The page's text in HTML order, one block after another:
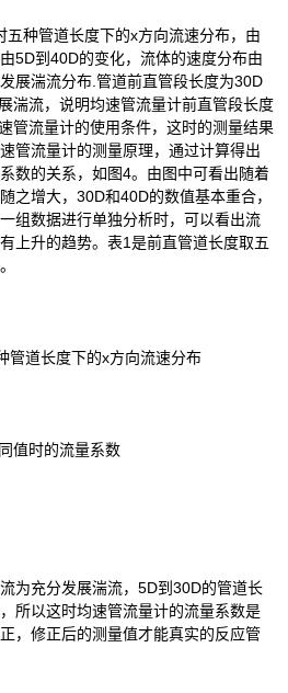
种管道长度下的x方向流速分布，由
5D到40D的变化，流体的速度分布由
展湍流分布.管道前直管段长度为30D
湍流，说明均速管流量计前直管段长度
管流量计的使用条件，这时的测量结果
管流量计的测量原理，通过计算得出
数的关系，如图4。由图中可看出随着
之增大，30D和40D的数值基本重合，
组数据进行单独分析时，可以看出流
上升的趋势。表1是前直管道长度取五
管道长度下的x方向流速分布
值时的流量系数
为充分发展湍流，5D到30D的管道长
所以这时均速管流量计的流量系数是
，修正后的测量值才能真实的反应管